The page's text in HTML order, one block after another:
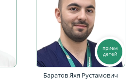
прием
детей
Баратов Яхя Рустамович